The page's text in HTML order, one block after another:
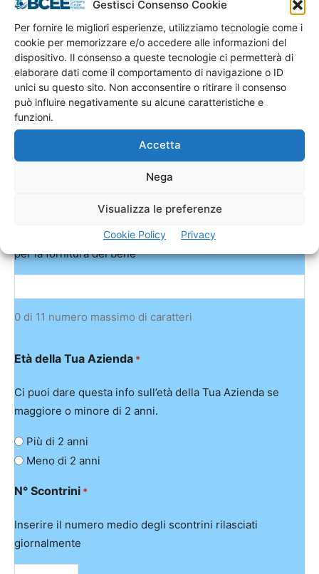
Gestisci Consenso Cookie
Per fornire le migliori esperienze, utilizziamo tecnologie come i
cookie per memorizzare e/o accedere alle informazioni del
dispositivo. Il consenso a queste tecnologie ci permetterà di
elaborare dati come il comportamento di navigazione o ID
unici su questo sito. Non acconsentire o ritirare il consenso
può influire negativamente su alcune caratteristiche e
funzioni.
Accetta
Nega
Visualizza le preferenze
Cookie Policy Privacy
Rec. Telefonico *
Provincia
Inserire la P.IVA dell’azienda che richiede il preventivo
per la fornitura del bene
0 di 11 numero massimo di caratteri
Età della Tua Azienda *
Ci puoi dare questa info sull’età della Tua Azienda se
maggiore o minore di 2 anni.
Più di 2 anni
Meno di 2 anni
N° Scontrini *
Inserire il numero medio degli scontrini rilasciati
giornalmente